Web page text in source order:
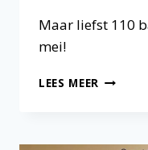
Maar liefst 110
mei!
LEES MEER